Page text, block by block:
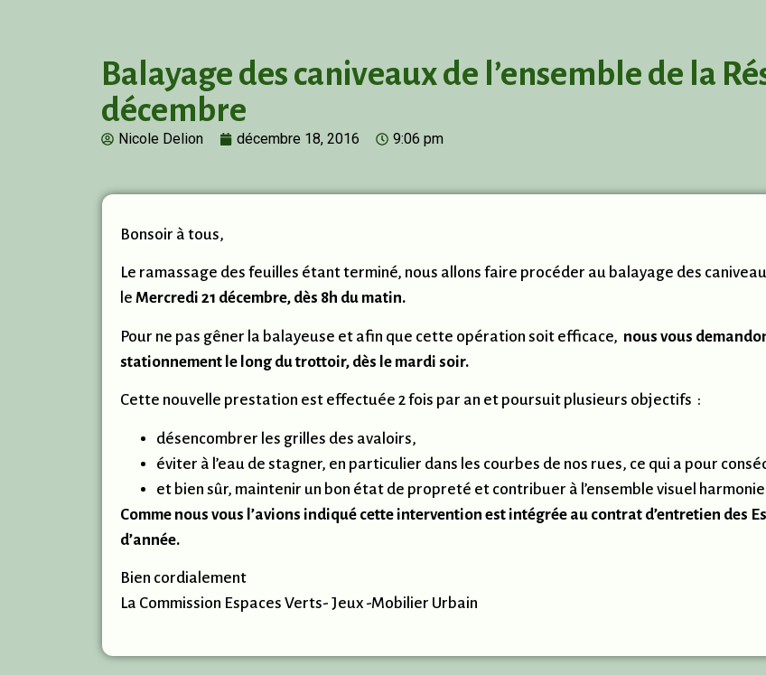
Balayage des caniveaux de l’ensemble de la
décembre
Nicole Delion décembre 18, 2016 9:06 pm
Bonsoir à tous,
Le ramassage des feuilles étant terminé, nous allons faire procéder au balayage des
leMercredi 21 décembre, dès 8h du matin.
Pour ne pas gêner la balayeuse et afin que cette opération soit efficace, nous vous
stationnement le long du trottoir, dès le mardi soir.
Cette nouvelle prestation est effectuée 2 fois par an et poursuit plusieurs objectifs :
désencombrer les grilles des avaloirs,
éviter à l’eau de stagner, en particulier dans les courbes de nos rues, ce qui a pour
et bien sûr, maintenir un bon état de propreté et contribuer à l’ensemble visuel
Comme nous vous l’avions indiqué cette intervention est intégrée au contrat d’entretien des
d’année.
Bien cordialement
La Commission Espaces Verts- Jeux -Mobilier Urbain